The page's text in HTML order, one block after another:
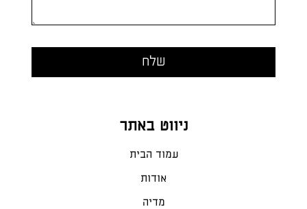
ניווט באתר
עמוד הבית
אודות
מדיה